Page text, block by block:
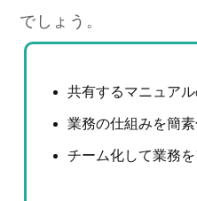
でしょう。
共有するマニュア
業務の仕組みを簡
チーム化して業務